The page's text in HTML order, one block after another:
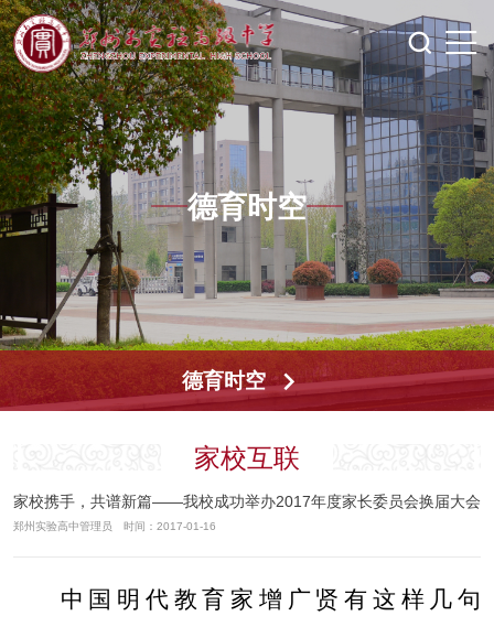
德育时空
德育时空
家校互联
家校携手，共谱新篇——我校成功举办2017年度家长委员会换届大会
郑州实验高中管理员 时间：2017-01-16
中国明代教育家增广贤有这样几句